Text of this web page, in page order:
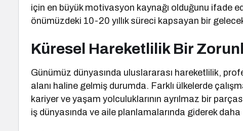
için en büyük motivasyon kaynağı olduğunu ifade
önümüzdeki 10-20 yıllık süreci kapsayan bir
Küresel Hareketlilik Bir
Günümüz dünyasında uluslararası hareketlilik,
alanı haline gelmiş durumda. Farklı ülkelerde
kariyer ve yaşam yolculuklarının ayrılmaz bir
iş dünyasında ve aile planlamalarında giderek